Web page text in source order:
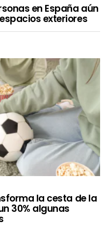
en España aún
exteriores
la cesta de la
30% algunas